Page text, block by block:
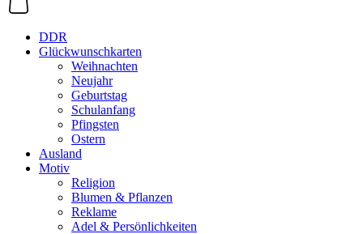
DDR
Glückwunschkarten
Weihnachten
Neujahr
Geburtstag
Schulanfang
Pfingsten
Ostern
Ausland
Motiv
Religion
Blumen & Pflanzen
Reklame
Adel & Persönlichkeiten